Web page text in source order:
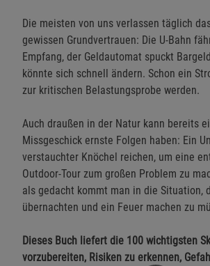
Die meisten von uns verlassen täglich
gewissen Grundvertrauen: Die U-Bahn
Empfang, der Geldautomat spuckt
könnte sich schnell ändern. Schon ein
zur kritischen Belastungsprobe werden.
Auch draußen in der Natur kann bereits
Missgeschick ernste Folgen haben: Ein
verstauchter Knöchel reichen, um eine
Outdoor-Tour zum großen Problem zu
als gedacht kommt man in die Situation,
übernachten und ein Feuer machen zu
Dieses Buch liefert die 100 wichtigsten
vorzubereiten, Risiken zu erkennen,